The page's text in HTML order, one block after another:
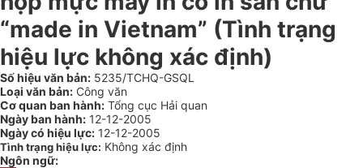
“made in Vietnam” (Tình trạng
hiệu lực không xác định)
Số hiệu văn bản: 5235/TCHQ-GSQL
Loại văn bản: Công văn
Cơ quan ban hành: Tổng cục Hải quan
Ngày ban hành: 12-12-2005
Ngày có hiệu lực: 12-12-2005
Tình trạng hiệu lực: Không xác định
Ngôn ngữ: